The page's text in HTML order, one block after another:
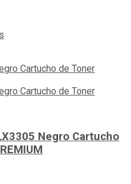
Negro Cartucho